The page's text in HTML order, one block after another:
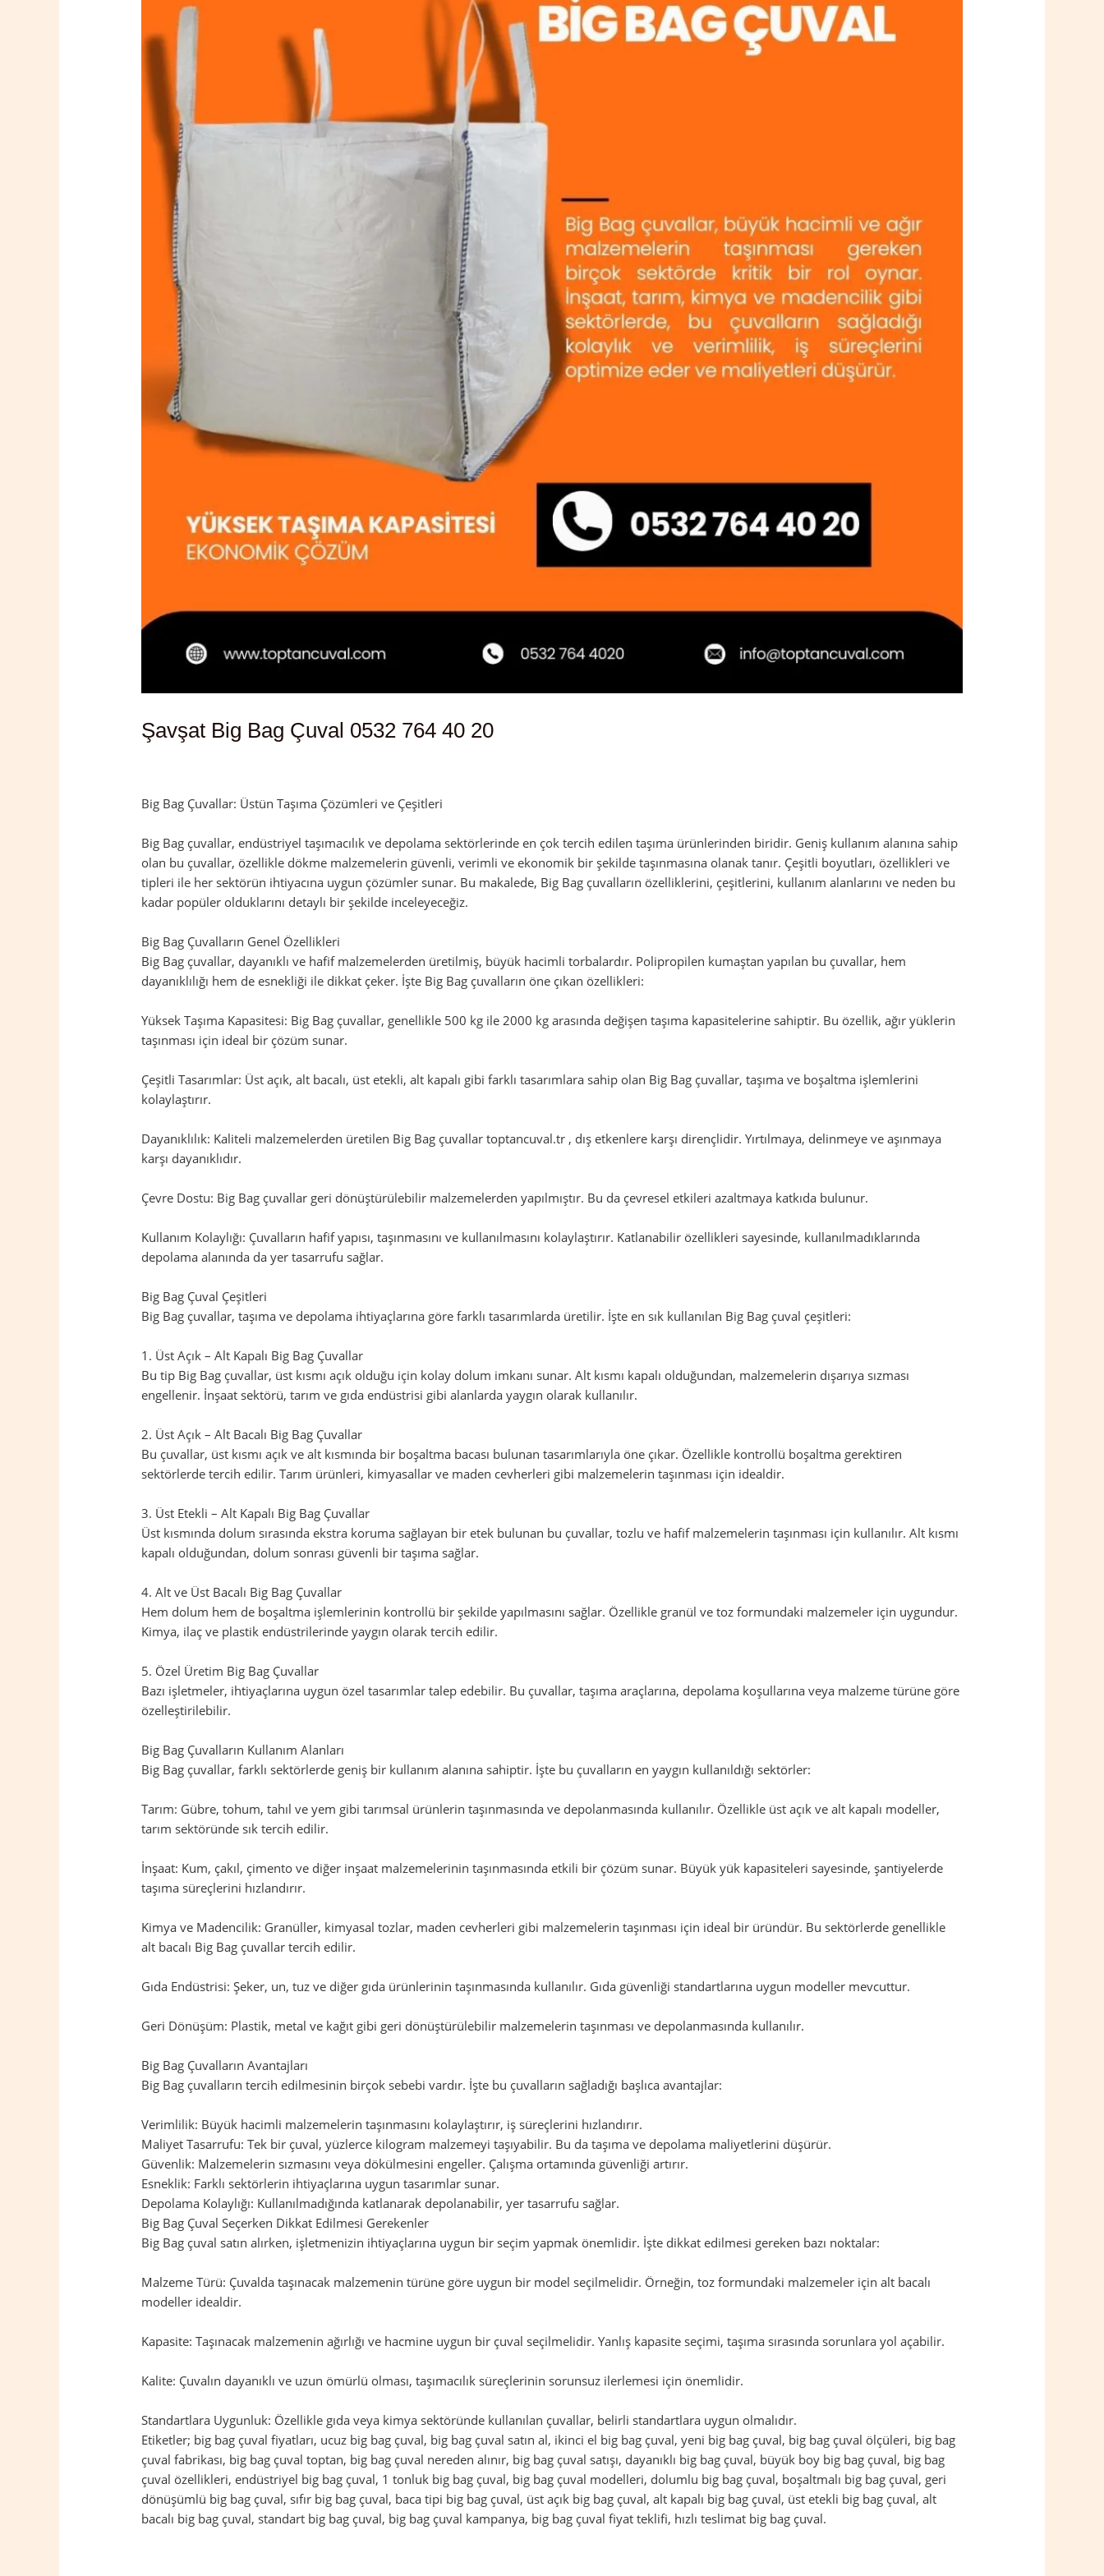
Şavşat Big Bag Çuval 0532 764 40 20
Big Bag Çuvallar: Üstün Taşıma Çözümleri ve Çeşitleri
Big Bag çuvallar, endüstriyel taşımacılık ve depolama sektörlerinde en çok tercih edilen taşıma ürünlerinden biridir. Geniş kullanım alanına sahip
olan bu çuvallar, özellikle dökme malzemelerin güvenli, verimli ve ekonomik bir şekilde taşınmasına olanak tanır. Çeşitli boyutları, özellikleri ve
tipleri ile her sektörün ihtiyacına uygun çözümler sunar. Bu makalede, Big Bag çuvalların özelliklerini, çeşitlerini, kullanım alanlarını ve neden bu
kadar popüler olduklarını detaylı bir şekilde inceleyeceğiz.
Big Bag Çuvalların Genel Özellikleri
Big Bag çuvallar, dayanıklı ve hafif malzemelerden üretilmiş, büyük hacimli torbalardır. Polipropilen kumaştan yapılan bu çuvallar, hem
dayanıklılığı hem de esnekliği ile dikkat çeker. İşte Big Bag çuvalların öne çıkan özellikleri:
Yüksek Taşıma Kapasitesi: Big Bag çuvallar, genellikle 500 kg ile 2000 kg arasında değişen taşıma kapasitelerine sahiptir. Bu özellik, ağır yüklerin
taşınması için ideal bir çözüm sunar.
Çeşitli Tasarımlar: Üst açık, alt bacalı, üst etekli, alt kapalı gibi farklı tasarımlara sahip olan Big Bag çuvallar, taşıma ve boşaltma işlemlerini
kolaylaştırır.
Dayanıklılık: Kaliteli malzemelerden üretilen Big Bag çuvallar toptancuval.tr , dış etkenlere karşı dirençlidir. Yırtılmaya, delinmeye ve aşınmaya
karşı dayanıklıdır.
Çevre Dostu: Big Bag çuvallar geri dönüştürülebilir malzemelerden yapılmıştır. Bu da çevresel etkileri azaltmaya katkıda bulunur.
Kullanım Kolaylığı: Çuvalların hafif yapısı, taşınmasını ve kullanılmasını kolaylaştırır. Katlanabilir özellikleri sayesinde, kullanılmadıklarında
depolama alanında da yer tasarrufu sağlar.
Big Bag Çuval Çeşitleri
Big Bag çuvallar, taşıma ve depolama ihtiyaçlarına göre farklı tasarımlarda üretilir. İşte en sık kullanılan Big Bag çuval çeşitleri:
1. Üst Açık – Alt Kapalı Big Bag Çuvallar
Bu tip Big Bag çuvallar, üst kısmı açık olduğu için kolay dolum imkanı sunar. Alt kısmı kapalı olduğundan, malzemelerin dışarıya sızması
engellenir. İnşaat sektörü, tarım ve gıda endüstrisi gibi alanlarda yaygın olarak kullanılır.
2. Üst Açık – Alt Bacalı Big Bag Çuvallar
Bu çuvallar, üst kısmı açık ve alt kısmında bir boşaltma bacası bulunan tasarımlarıyla öne çıkar. Özellikle kontrollü boşaltma gerektiren
sektörlerde tercih edilir. Tarım ürünleri, kimyasallar ve maden cevherleri gibi malzemelerin taşınması için idealdir.
3. Üst Etekli – Alt Kapalı Big Bag Çuvallar
Üst kısmında dolum sırasında ekstra koruma sağlayan bir etek bulunan bu çuvallar, tozlu ve hafif malzemelerin taşınması için kullanılır. Alt kısmı
kapalı olduğundan, dolum sonrası güvenli bir taşıma sağlar.
4. Alt ve Üst Bacalı Big Bag Çuvallar
Hem dolum hem de boşaltma işlemlerinin kontrollü bir şekilde yapılmasını sağlar. Özellikle granül ve toz formundaki malzemeler için uygundur.
Kimya, ilaç ve plastik endüstrilerinde yaygın olarak tercih edilir.
5. Özel Üretim Big Bag Çuvallar
Bazı işletmeler, ihtiyaçlarına uygun özel tasarımlar talep edebilir. Bu çuvallar, taşıma araçlarına, depolama koşullarına veya malzeme türüne göre
özelleştirilebilir.
Big Bag Çuvalların Kullanım Alanları
Big Bag çuvallar, farklı sektörlerde geniş bir kullanım alanına sahiptir. İşte bu çuvalların en yaygın kullanıldığı sektörler:
Tarım: Gübre, tohum, tahıl ve yem gibi tarımsal ürünlerin taşınmasında ve depolanmasında kullanılır. Özellikle üst açık ve alt kapalı modeller,
tarım sektöründe sık tercih edilir.
İnşaat: Kum, çakıl, çimento ve diğer inşaat malzemelerinin taşınmasında etkili bir çözüm sunar. Büyük yük kapasiteleri sayesinde, şantiyelerde
taşıma süreçlerini hızlandırır.
Kimya ve Madencilik: Granüller, kimyasal tozlar, maden cevherleri gibi malzemelerin taşınması için ideal bir üründür. Bu sektörlerde genellikle
alt bacalı Big Bag çuvallar tercih edilir.
Gıda Endüstrisi: Şeker, un, tuz ve diğer gıda ürünlerinin taşınmasında kullanılır. Gıda güvenliği standartlarına uygun modeller mevcuttur.
Geri Dönüşüm: Plastik, metal ve kağıt gibi geri dönüştürülebilir malzemelerin taşınması ve depolanmasında kullanılır.
Big Bag Çuvalların Avantajları
Big Bag çuvalların tercih edilmesinin birçok sebebi vardır. İşte bu çuvalların sağladığı başlıca avantajlar:
Verimlilik: Büyük hacimli malzemelerin taşınmasını kolaylaştırır, iş süreçlerini hızlandırır.
Maliyet Tasarrufu: Tek bir çuval, yüzlerce kilogram malzemeyi taşıyabilir. Bu da taşıma ve depolama maliyetlerini düşürür.
Güvenlik: Malzemelerin sızmasını veya dökülmesini engeller. Çalışma ortamında güvenliği artırır.
Esneklik: Farklı sektörlerin ihtiyaçlarına uygun tasarımlar sunar.
Depolama Kolaylığı: Kullanılmadığında katlanarak depolanabilir, yer tasarrufu sağlar.
Big Bag Çuval Seçerken Dikkat Edilmesi Gerekenler
Big Bag çuval satın alırken, işletmenizin ihtiyaçlarına uygun bir seçim yapmak önemlidir. İşte dikkat edilmesi gereken bazı noktalar:
Malzeme Türü: Çuvalda taşınacak malzemenin türüne göre uygun bir model seçilmelidir. Örneğin, toz formundaki malzemeler için alt bacalı
modeller idealdir.
Kapasite: Taşınacak malzemenin ağırlığı ve hacmine uygun bir çuval seçilmelidir. Yanlış kapasite seçimi, taşıma sırasında sorunlara yol açabilir.
Kalite: Çuvalın dayanıklı ve uzun ömürlü olması, taşımacılık süreçlerinin sorunsuz ilerlemesi için önemlidir.
Standartlara Uygunluk: Özellikle gıda veya kimya sektöründe kullanılan çuvallar, belirli standartlara uygun olmalıdır.
Etiketler; big bag çuval fiyatları, ucuz big bag çuval, big bag çuval satın al, ikinci el big bag çuval, yeni big bag çuval, big bag çuval ölçüleri, big bag
çuval fabrikası, big bag çuval toptan, big bag çuval nereden alınır, big bag çuval satışı, dayanıklı big bag çuval, büyük boy big bag çuval, big bag
çuval özellikleri, endüstriyel big bag çuval, 1 tonluk big bag çuval, big bag çuval modelleri, dolumlu big bag çuval, boşaltmalı big bag çuval, geri
dönüşümlü big bag çuval, sıfır big bag çuval, baca tipi big bag çuval, üst açık big bag çuval, alt kapalı big bag çuval, üst etekli big bag çuval, alt
bacalı big bag çuval, standart big bag çuval, big bag çuval kampanya, big bag çuval fiyat teklifi, hızlı teslimat big bag çuval.